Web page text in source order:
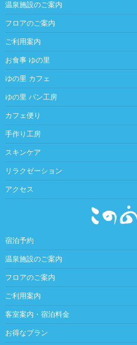
温泉施設のご案内
フロアのご案内
ご利用案内
お食事 ゆの里
ゆの里 カフェ
ゆの里 パン工房
カフェ便り
手作り工房
スキンケア
リラクゼーション
アクセス
宿泊予約
温泉施設のご案内
フロアのご案内
ご利用案内
客室案内・宿泊料金
お得なプラン